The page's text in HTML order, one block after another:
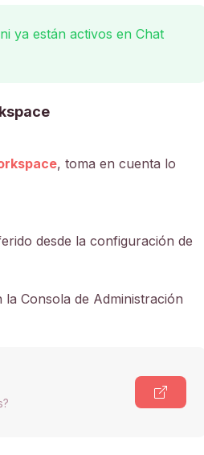
ya están activos en Chat
, toma en cuenta lo
desde la configuración de
Consola de Administración